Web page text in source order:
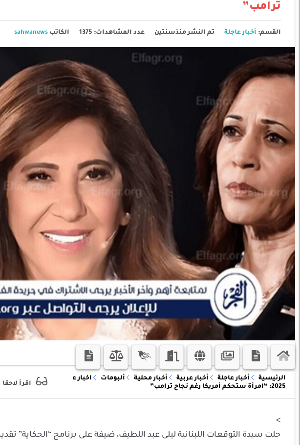
ترامب”
القسم: أخبار عاجلة تم النشر منذسنتين عدد المشاهدات: 1375 الكاتب sahwanews
اقرأ لاحقا
الرئيسية أخبار عاجلة أخبار عربية أخبار محلية ألبومات اخبار عالمية اقتصاد و بورصة
2025: “امرأة ستحكم أمريكا رغم نجاح ترامب”
>